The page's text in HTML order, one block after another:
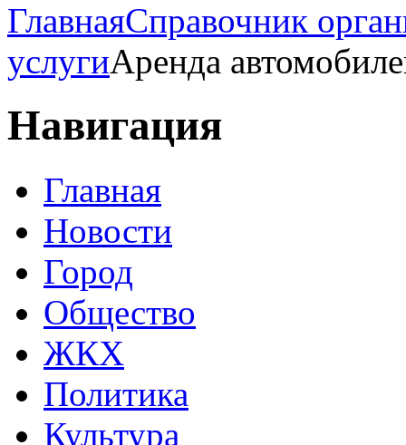
ГлавнаяСправочник
услугиАренда
Навигация
Главная
Новости
Город
Общество
ЖКХ
Политика
Культура